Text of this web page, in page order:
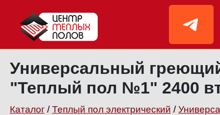
Универсальный
"Теплый пол №1" 2400
Каталог /Теплый пол электрический /